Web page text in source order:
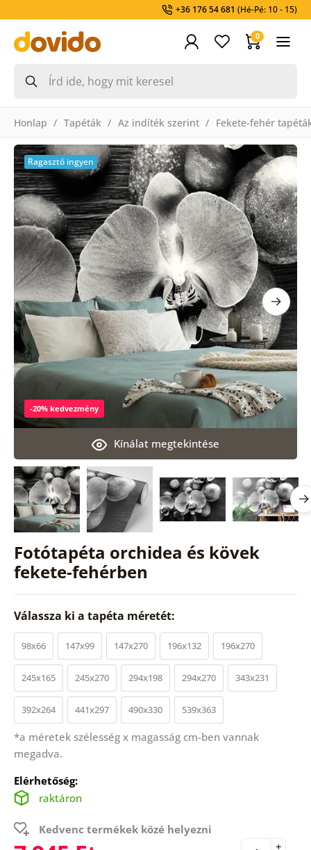
+36 176 54 681 (Hé-Pé: 10 - 15)
0
Honlap Tapéták Az indíték szerint Fekete-fehér
Fotótapéta orchidea és kövek
fekete-fehérben
Kínálat megtekintése
-20% kedvezmény
Ragasztó ingyen
Válassza ki a tapéta méretét:
98x66 147x99 147x270 196x132 196x270
245x165 245x270 294x198 294x270 343x231
392x264 441x297 490x330 539x363
*a méretek szélesség x magasság cm-ben vannak
megadva.
Elérhetőség:
raktáron
Kedvenc termékek közé helyezni
+